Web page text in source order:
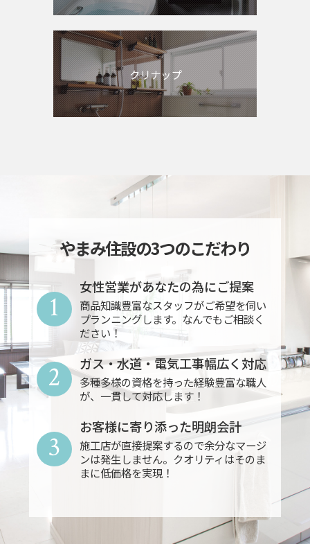
クリナップ
やまみ住設の3つのこだわり
女性営業があなたの為にご提案
商品知識豊富なスタッフがご希望を伺い
プランニングします。なんでもご相談く
ださい！
1
ガス・水道・電気工事幅広く対応
多種多様の資格を持った経験豊富な職人
が、一貫して対応します！
2
お客様に寄り添った明朗会計
施工店が直接提案するので余分なマージ
ンは発生しません。クオリティはそのま
まに低価格を実現！
3